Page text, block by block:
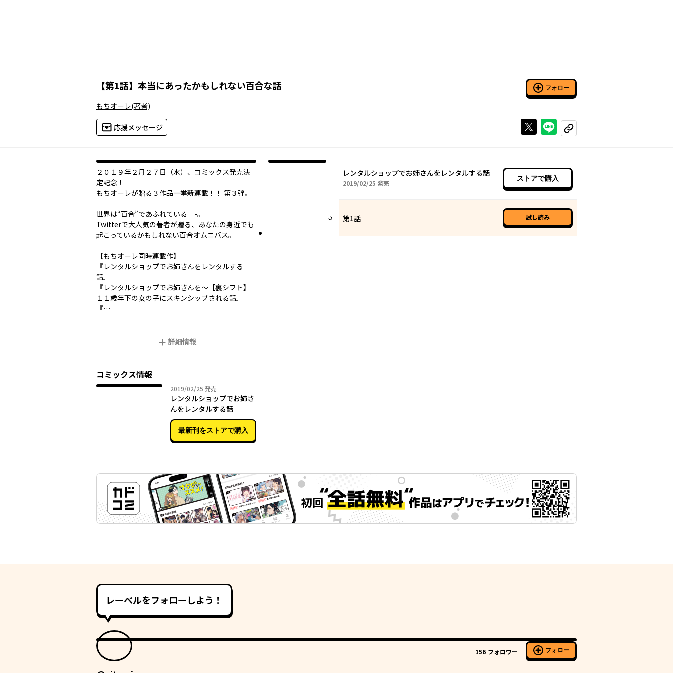
【第1話】 本当にあったかもしれない百合な話 フォロー
もちオーレ(著者)
応援メッセージ Xで投稿するラインでシェアする
コピーする
２０１９年２月２７日（水）、コミックス発売決
定記念！
もちオーレが贈る３作品一挙新連載！！ 第３弾。
世界は“百合”であふれている―-。
Twitterで大人気の著者が贈る、あなたの身近でも
起こっているかもしれない百合オムニバス。
【もちオーレ同時連載作】
『レンタルショップでお姉さんをレンタルする
話』
『レンタルショップでお姉さんを～【裏シフト】
１１歳年下の女の子にスキンシップされる話』
『…
詳細情報
コミックス情報
2019/02/25 2019年02月25日
発売
レンタルショップでお姉さ
んをレンタルする話
最新刊をストアで購入
レンタルショップでお姉さんをレンタルする話
2019/02/25 2019年02月25日
発売
ストアで購入
第1話 試し読み
レーベルをフォローしよう！
156 フォロワー フォロー